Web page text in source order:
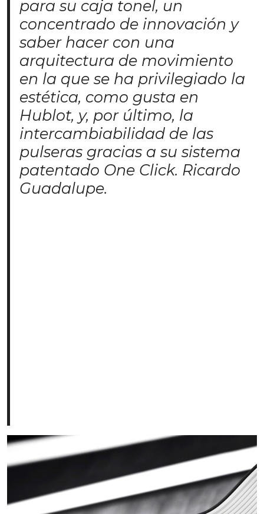
para su caja tonel, un
concentrado de innovación y
saber hacer con una
arquitectura de movimiento
en la que se ha privilegiado la
estética, como gusta en
Hublot, y, por último, la
intercambiabilidad de las
pulseras gracias a su sistema
patentado One Click. Ricardo
Guadalupe.